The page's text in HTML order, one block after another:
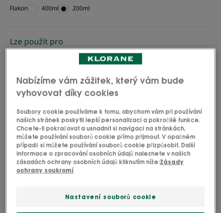
Flakon Flakon
400ml Flakon
200ml
Lze použít pro
Typ vlasů
vlasové pokožky
Vaše potřeba/-y
Vypadávání vlasů - Posilnění
Vyrobeno v Francii
Nabízíme vám zážitek, který vám bude
vyhovovat díky cookies
Soubory cookie používáme k tomu, abychom vám při používání
našich stránek poskytli lepší personalizaci a pokročilé funkce.
Chcete-li pokračovat a usnadnit si navigaci na stránkách,
můžete používání souborů cookie přímo přijmout. V opačném
případě si můžete používání souborů cookie přizpůsobit. Další
informace o zpracování osobních údajů naleznete v našich
zásadách ochrany osobních údajů kliknutím níže:Zásady
ochrany soukromí
Nastavení souborů cookie